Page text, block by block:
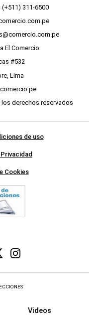
311-6500
El Comercio
#532
Lima
derechos reservados
de uso
Cookies
Videos